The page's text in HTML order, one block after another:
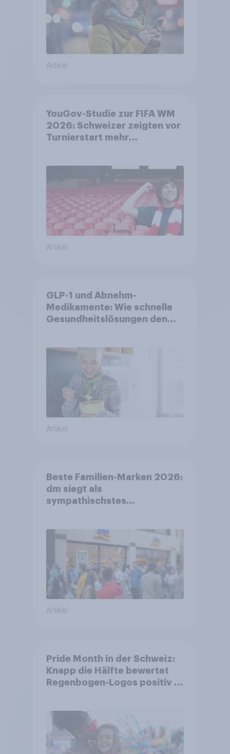
Artikel
YouGov-Studie zur FIFA WM
2026: Schweizer zeigten vor
Turnierstart mehr
Artikel
GLP-1 und Abnehm-
Medikamente: Wie schnelle
Gesundheitslösungen den
Artikel
Beste Familien-Marken 2026:
dm siegt als
sympathischstes
Artikel
Pride Month in der Schweiz:
Knapp die Hälfte bewertet
Regenbogen-Logos positiv –